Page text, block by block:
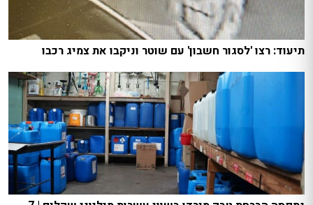
תיעוד: רצו 'לסגור חשבון' עם שוטר וניקבו את צמיג רכבו